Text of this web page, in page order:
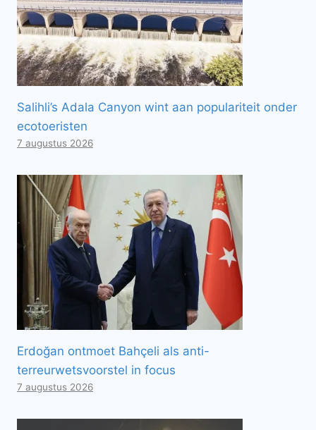
Salihli’s Adala Canyon wint aan populariteit onder
ecotoeristen
7 augustus 2026
Erdoğan ontmoet Bahçeli als anti-
terreurwetsvoorstel in focus
7 augustus 2026